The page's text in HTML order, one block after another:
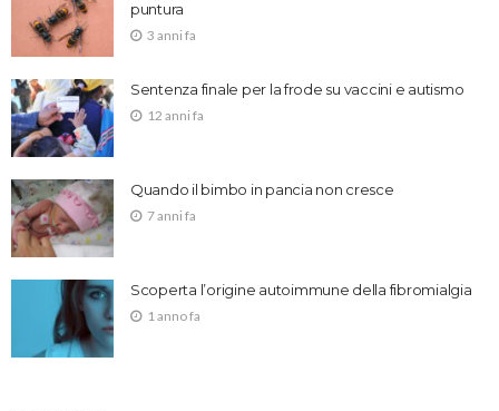
puntura
3 anni fa
Sentenza finale per la frode su vaccini e autismo
12 anni fa
Quando il bimbo in pancia non cresce
7 anni fa
Scoperta l’origine autoimmune della fibromialgia
1 anno fa